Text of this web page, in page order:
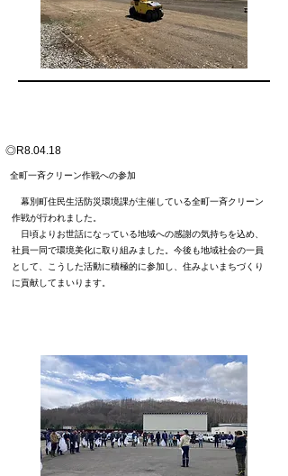
◎R8.04.18
​全町一斉クリーン作戦への参加
​ 幕別町住民生活防災環境課が主催している全町一斉クリーン
作戦が行われました
日頃よりお世話になっている地域への感謝の気持ちを込め、
社員一同で環境美化に取り組みました。今後も地域社会の一員
として、こうした活動に積極的に参加し、住みよいまちづくり
に貢献してまいります。